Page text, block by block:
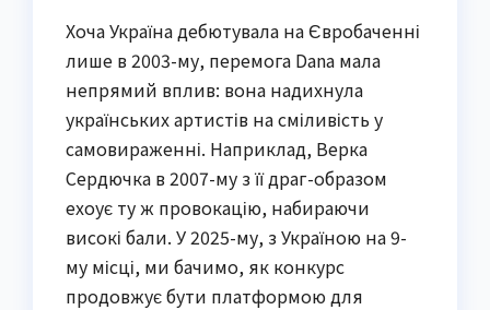
Хоча Україна дебютувала на Євробаченні
лише в 2003-му, перемога Dana мала
непрямий вплив: вона надихнула
українських артистів на сміливість у
самовираженні. Наприклад, Верка
Сердючка в 2007-му з її драг-образом
ехоує ту ж провокацію, набираючи
високі бали. У 2025-му, з Україною на 9-
му місці, ми бачимо, як конкурс
продовжує бути платформою для